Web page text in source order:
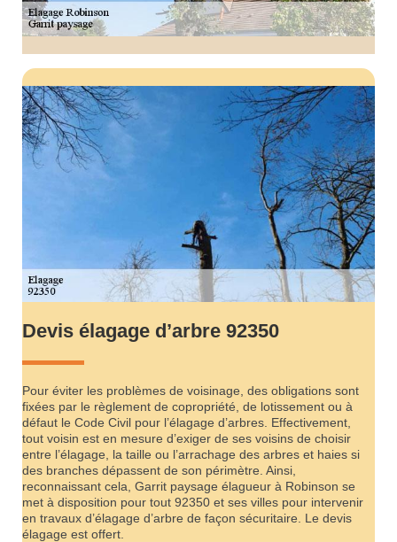
Devis élagage d’arbre 92350
Pour éviter les problèmes de voisinage, des obligations sont
fixées par le règlement de copropriété, de lotissement ou à
défaut le Code Civil pour l’élagage d’arbres. Effectivement,
tout voisin est en mesure d’exiger de ses voisins de choisir
entre l’élagage, la taille ou l’arrachage des arbres et haies si
des branches dépassent de son périmètre. Ainsi,
reconnaissant cela, Garrit paysage élagueur à Robinson se
met à disposition pour tout 92350 et ses villes pour intervenir
en travaux d’élagage d’arbre de façon sécuritaire. Le devis
élagage est offert.